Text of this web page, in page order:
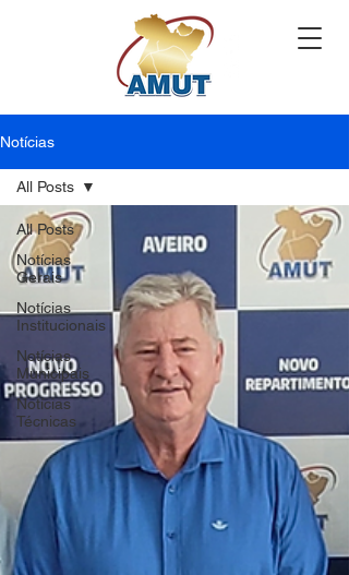
Notícias
All Posts
Notícias
Gerais
Notícias
Institucionais
Notícias
Municipais
Notícias
Técnicas
All Posts